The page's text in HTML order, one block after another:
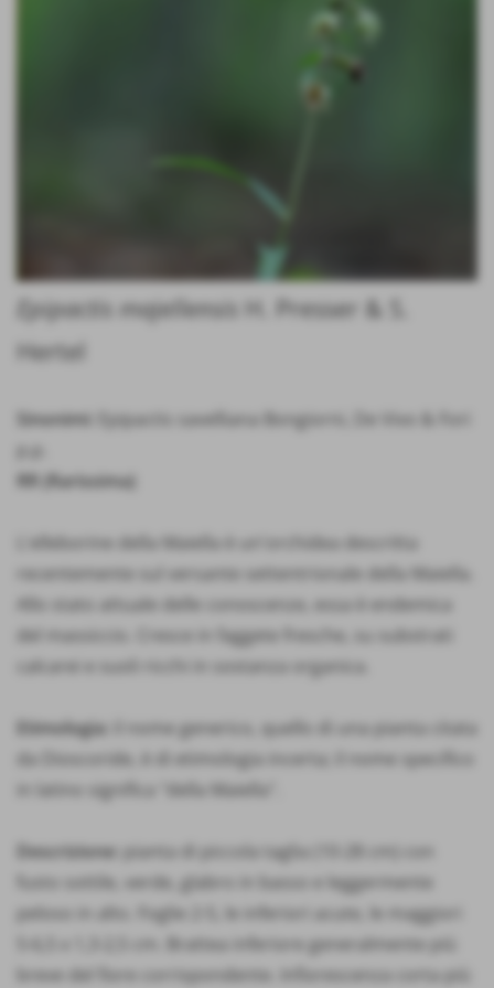
Epipactis majellensis H. Presser & S.
Hertel
Sinonimi:
Epipactis savelliana Bongiorni, De Vivo & Fori
RR (Rarissima)
L'elleborine della Maiella è un'orchidea descritta
recentemente sul versante settentrionale della Maiella.
Allo stato attuale delle conoscenze, essa è endemica
del massiccio. Cresce in faggete fresche, su substrati
calcarei e suoli ricchi in sostanza organica.
Etimologia:
il nome generico, quello di una pianta citata
da Dioscoride, è di etimologia incerta; il nome specifico
in latino significa "della Maiella".
Descrizione:
pianta di piccola taglia (10-28 cm) con
fusto sottile, verde, glabro in basso e leggermente
peloso in alto. Foglie 2-5, le inferiori acute, le maggiori
5-6,5 x 1,3-2,5 cm. Brattea inferiore generalmente più
breve del fiore corrispondente. Infiorescenza corta più